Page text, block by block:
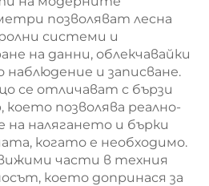
позволяват лесна
системи и
на данни, облекчавайки
и записване.
се отличават с бързи
позволява реално-
на налягането и бърки
когато е необходимо.
части в техния
което допринася за